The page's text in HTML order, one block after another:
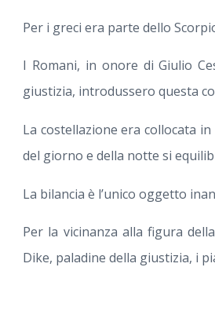
Per i greci era parte dello
I Romani, in onore di Giulio
giustizia, introdussero questa
La costellazione era collocata
del giorno e della notte si
La bilancia è l’unico oggetto
Per la vicinanza alla figura
Dike, paladine della giustizia, i